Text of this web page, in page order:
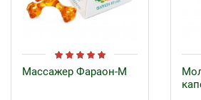
Массажер Фараон-М